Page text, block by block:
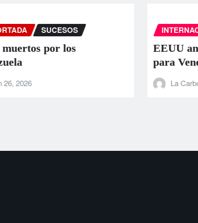
INTERNACIONAL SUCESOS
EEUU anuncia una ayuda de 130
para Venezuela tras el doble